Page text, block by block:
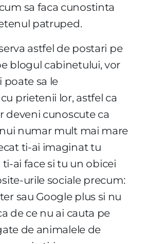
sa faca cunostinta
patruped.
astfel de postari pe
blogul cabinetului, vor
poate sa le
prietenii lor, astfel ca
deveni cunoscute ca
numar mult mai mare
ti-ai imaginat tu
ai face si tu un obicei
urile sociale precum:
sau Google plus si nu
de ce nu ai cauta pe
de animalele de